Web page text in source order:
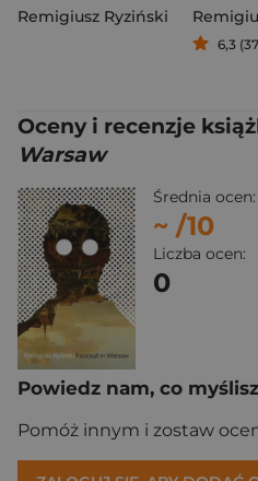
Remigiusz Ryziński
6,3
Oceny i recenzje
Warsaw
Średnia ocen:
~ /10
Liczba ocen:
0
Powiedz nam, co
Pomóż innym i zostaw